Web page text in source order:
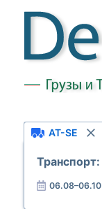
AT-SE
Транспорт:
06.08–06.10